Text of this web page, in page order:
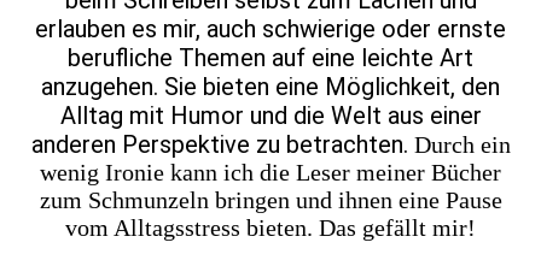
erlauben es mir, auch schwierige oder ernste
berufliche Themen auf eine leichte Art
anzugehen. Sie bieten eine Möglichkeit, den
Alltag mit Humor und die Welt aus einer
anderen Perspektive zu betrachten. Durch ein
wenig Ironie kann ich die Leser meiner Bücher
zum Schmunzeln bringen und ihnen eine Pause
vom Alltagsstress bieten. Das gefällt mir!